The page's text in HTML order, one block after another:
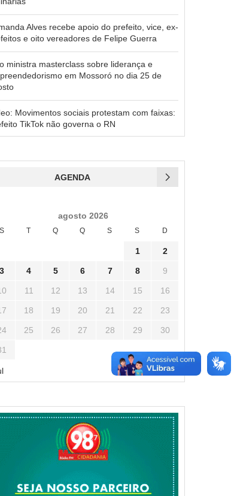
Alves recebe apoio do prefeito, vice, ex-
e oito vereadores de Felipe Guerra
ministra masterclass sobre liderança e
em Mossoró no dia 25 de
Movimentos sociais protestam com faixas:
TikTok não governa o RN
AGENDA
agosto 2026
S T Q Q S S D
1 2
3 4 5 6 7 8 9
11 12 13 14 15 16
18 19 20 21 22 23
25 26 27 28 29 30